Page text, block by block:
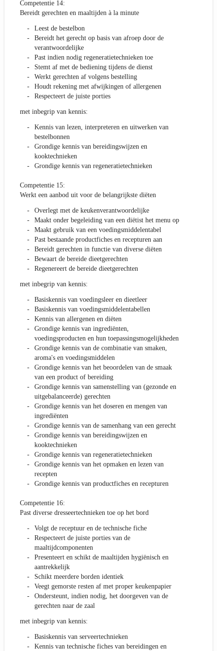
Competentie 14:
Bereidt gerechten en maaltijden à la minute
Leest de bestelbon
Bereidt het gerecht op basis van afroep door de
verantwoordelijke
Past indien nodig regeneratietechnieken toe
Stemt af met de bediening tijdens de dienst
Werkt gerechten af volgens bestelling
Houdt rekening met afwijkingen of allergenen
Respecteert de juiste porties
met inbegrip van kennis:
Kennis van lezen, interpreteren en uitwerken van
bestelbonnen
Grondige kennis van bereidingswijzen en
kooktechnieken
Grondige kennis van regeneratietechnieken
Competentie 15:
Werkt een aanbod uit voor de belangrijkste diëten
Overlegt met de keukenverantwoordelijke
Maakt onder begeleiding van een diëtist het menu op
Maakt gebruik van een voedingsmiddelentabel
Past bestaande productfiches en recepturen aan
Bereidt gerechten in functie van diverse diëten
Bewaart de bereide dieetgerechten
Regenereert de bereide dieetgerechten
met inbegrip van kennis:
Basiskennis van voedingsleer en dieetleer
Basiskennis van voedingsmiddelentabellen
Kennis van allergenen en diëten
Grondige kennis van ingrediënten,
voedingsproducten en hun toepassingsmogelijkheden
Grondige kennis van de combinatie van smaken,
aroma's en voedingsmiddelen
Grondige kennis van het beoordelen van de smaak
van een product of bereiding
Grondige kennis van samenstelling van (gezonde en
uitgebalanceerde) gerechten
Grondige kennis van het doseren en mengen van
ingrediënten
Grondige kennis van de samenhang van een gerecht
Grondige kennis van bereidingswijzen en
kooktechnieken
Grondige kennis van regeneratietechnieken
Grondige kennis van het opmaken en lezen van
recepten
Grondige kennis van productfiches en recepturen
Competentie 16:
Past diverse dresseertechnieken toe op het bord
Volgt de receptuur en de technische fiche
Respecteert de juiste porties van de
maaltijdcomponenten
Presenteert en schikt de maaltijden hygiënisch en
aantrekkelijk
Schikt meerdere borden identiek
Veegt gemorste resten af met proper keukenpapier
Ondersteunt, indien nodig, het doorgeven van de
gerechten naar de zaal
met inbegrip van kennis:
Basiskennis van serveertechnieken
Kennis van technische fiches van bereidingen en